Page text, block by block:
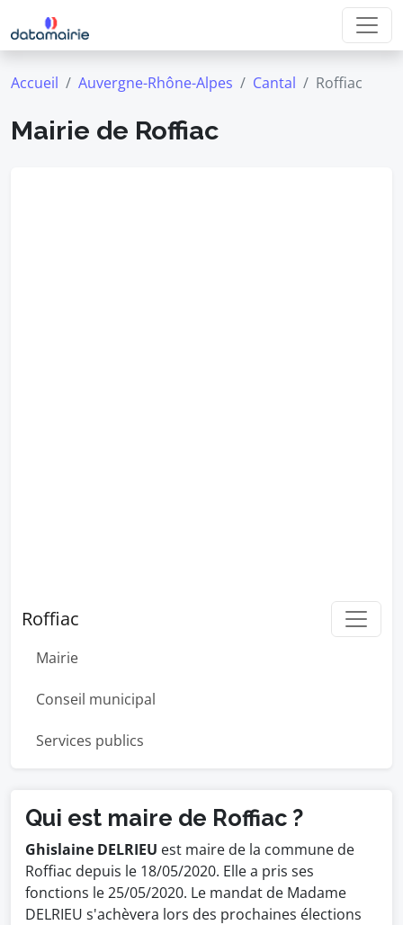
Accueil Auvergne-Rhône-Alpes Cantal Roffiac
Mairie de Roffiac
Roffiac
Mairie
Conseil municipal
Services publics
Qui est maire de Roffiac ?
Ghislaine DELRIEU est maire de la commune de
Roffiac depuis le 18/05/2020. Elle a pris ses
fonctions le 25/05/2020. Le mandat de Madame
DELRIEU s'achèvera lors des prochaines élections